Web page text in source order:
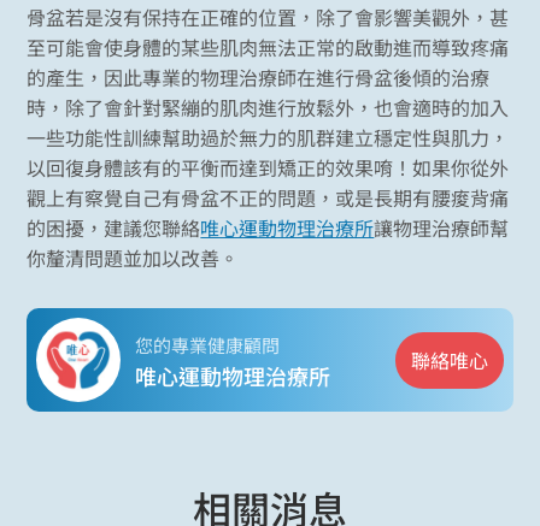
骨盆若是沒有保持在正確的位置，除了會影響美觀外，甚
至可能會使身體的某些肌肉無法正常的啟動進而導致疼痛
的產生，因此專業的物理治療師在進行骨盆後傾的治療
時，除了會針對緊繃的肌肉進行放鬆外，也會適時的加入
一些功能性訓練幫助過於無力的肌群建立穩定性與肌力，
以回復身體該有的平衡而達到矯正的效果唷！如果你從外
觀上有察覺自己有骨盆不正的問題，或是長期有腰痠背痛
的困擾，建議您聯絡唯心運動物理治療所讓物理治療師幫
你釐清問題並加以改善。
您的專業健康顧問
唯心運動物理治療所
聯絡唯心
相關消息